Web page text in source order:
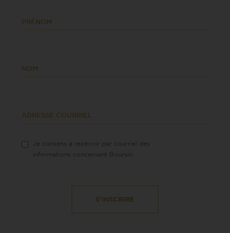
PRÉNOM
NOM
ADRESSE COURRIEL
Je consens à recevoir par courriel des
informations concernant Boursin.